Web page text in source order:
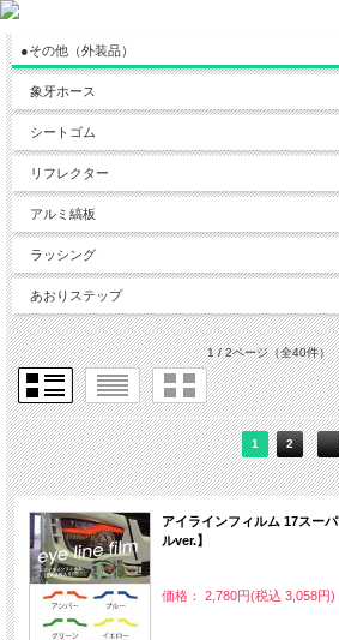
●その他（外装品）
象牙ホース
シートゴム
リフレクター
アルミ縞板
ラッシング
あおりステップ
1 / 2ページ（全40件）
1 2
アイラインフィルム 17スー
ルver.】
価格： 2,780円(税込 3,058円)